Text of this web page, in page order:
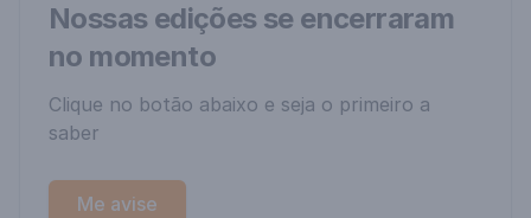
Nossas edições se encerraram
no momento
Clique no botão abaixo e seja o primeiro a
saber
Me avise